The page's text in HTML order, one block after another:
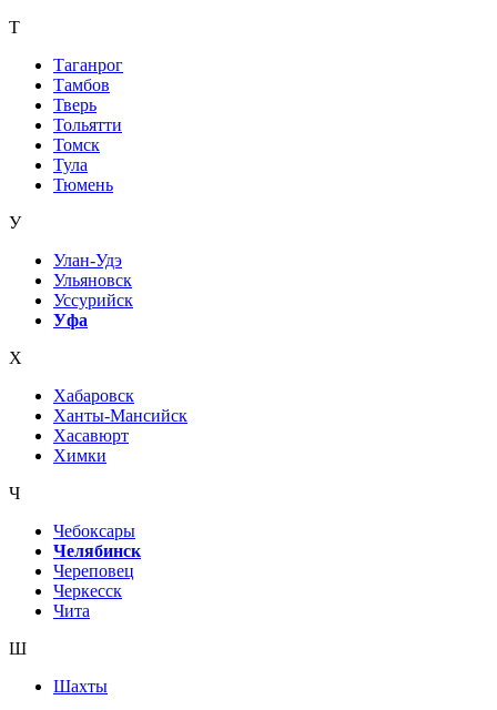
Т
Таганрог
Тамбов
Тверь
Тольятти
Томск
Тула
Тюмень
У
Улан-Удэ
Ульяновск
Уссурийск
Уфа
Х
Хабаровск
Ханты-Мансийск
Хасавюрт
Химки
Ч
Чебоксары
Челябинск
Череповец
Черкесск
Чита
Ш
Шахты